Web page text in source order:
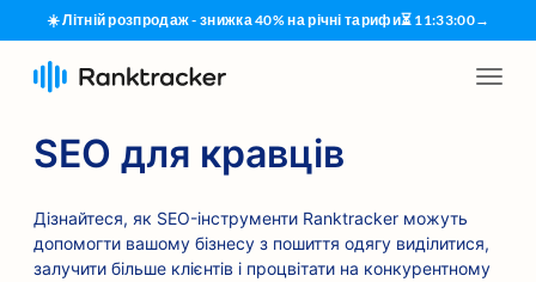
☀️ Літній розпродаж - знижка 40% на річні тарифи⏳ 11:32:59→
SEO для кравців
Дізнайтеся, як SEO-інструменти Ranktracker можуть
допомогти вашому бізнесу з пошиття одягу виділитися,
залучити більше клієнтів і процвітати на конкурентному